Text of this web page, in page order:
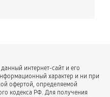
интернет-сайт и его
характер и ни при
офертой, определяемой
кодекса РФ. Для получения